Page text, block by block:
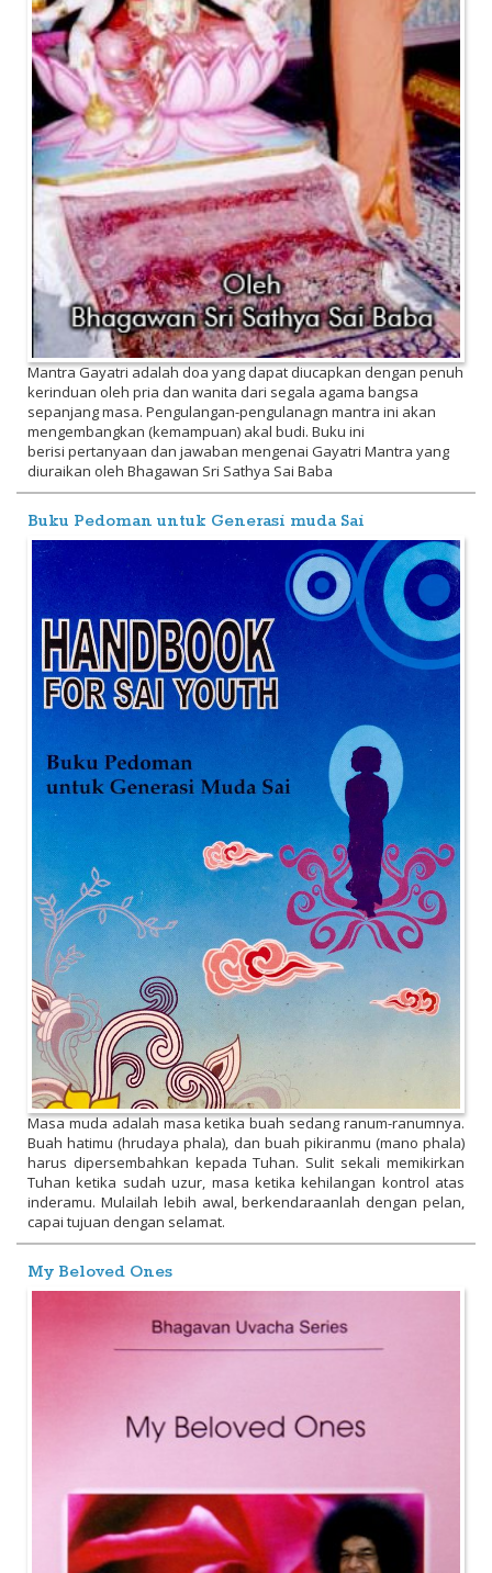
Mantra Gayatri adalah doa yang dapat diucapkan dengan penuh
kerinduan oleh pria dan wanita dari segala agama bangsa
sepanjang masa. Pengulangan-pengulanagn mantra ini akan
mengembangkan (kemampuan) akal budi. Buku ini
berisi pertanyaan dan jawaban mengenai Gayatri Mantra yang
diuraikan oleh Bhagawan Sri Sathya Sai Baba
Buku Pedoman untuk Generasi muda Sai
Masa muda adalah masa ketika buah sedang ranum-ranumnya.
Buah hatimu (hrudaya phala), dan buah pikiranmu (mano phala)
harus dipersembahkan kepada Tuhan. Sulit sekali memikirkan
Tuhan ketika sudah uzur, masa ketika kehilangan kontrol atas
inderamu. Mulailah lebih awal, berkendaraanlah dengan pelan,
capai tujuan dengan selamat.
My Beloved Ones